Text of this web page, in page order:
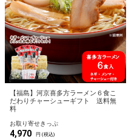
【福島】河京喜多方ラーメン６食こ
だわりチャーシューギフト 送料無
料
お取り寄せきっぷ
4,970 円 (税込)